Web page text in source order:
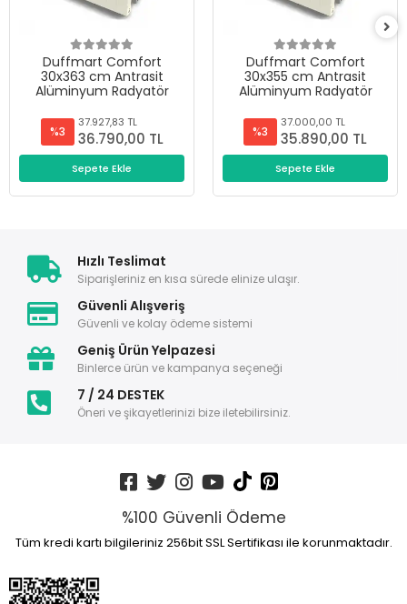
Duffmart Comfort
30x363 cm Antrasit
Alüminyum Radyatör
%3
37.927,83 TL
36.790,00 TL
Sepete Ekle
Duffmart Comfort
30x355 cm Antrasit
Alüminyum Radyatör
%3
37.000,00 TL
35.890,00 TL
Sepete Ekle
Hızlı Teslimat
Siparişleriniz en kısa sürede elinize ulaşır.
Güvenli Alışveriş
Güvenli ve kolay ödeme sistemi
Geniş Ürün Yelpazesi
Binlerce ürün ve kampanya seçeneği
7 / 24 DESTEK
Öneri ve şikayetlerinizi bize iletebilirsiniz.
%100 Güvenli Ödeme
Tüm kredi kartı bilgileriniz 256bit SSL Sertifikası ile korunmaktadır.